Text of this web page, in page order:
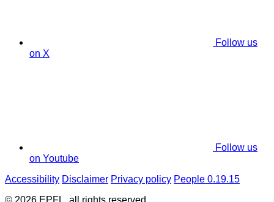
Follow us
on X
Follow us
on Youtube
Accessibility Disclaimer Privacy policy People 0.19.15